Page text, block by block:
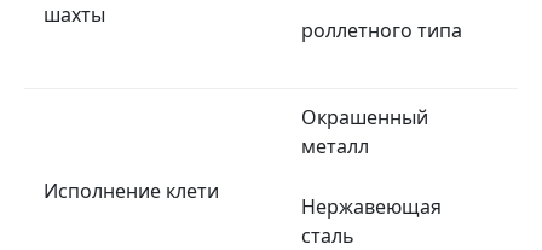
шахты
роллетного типа
Исполнение клети
Окрашенный
металл
Нержавеющая
сталь